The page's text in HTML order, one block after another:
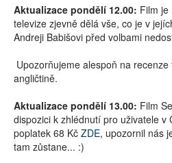
Aktualizace pondělí 12.00: Film je
televize zjevně dělá vše, co je v
Andreji Babišovi před volbami
Upozorňujeme alespoň na recenze
angličtině.
Aktualizace pondělí 13.00: Film
dispozici k zhlédnutí pro uživatele v
poplatek 68 Kč ZDE, upozornil nás
tam zůstane... :)